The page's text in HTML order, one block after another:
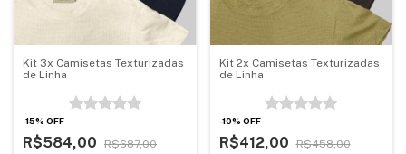
Kit 3x Camisetas Texturizadas
de Linha
-15% OFF
R$584,00 R$687,00
Kit 2x Camisetas Texturizadas
de Linha
-10% OFF
R$412,00 R$458,00